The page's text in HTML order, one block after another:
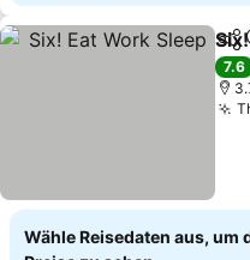
7.6
Wähle Reisedaten aus, um